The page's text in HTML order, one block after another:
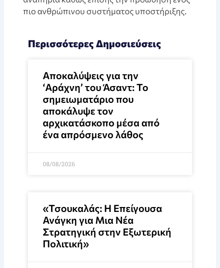
πιο ανθρώπινου συστήματος υποστήριξης.
Περισσότερες Δημοσιεύσεις
Αποκαλύψεις για την
‘Αράχνη’ του Άσαντ: Το
σημειωματάριο που
αποκάλυψε τον
αρχικατάσκοπο μέσα από
ένα απρόσμενο λάθος
08/08/2026
«Τσουκαλάς: Η Επείγουσα
Ανάγκη για Μια Νέα
Στρατηγική στην Εξωτερική
Πολιτική»